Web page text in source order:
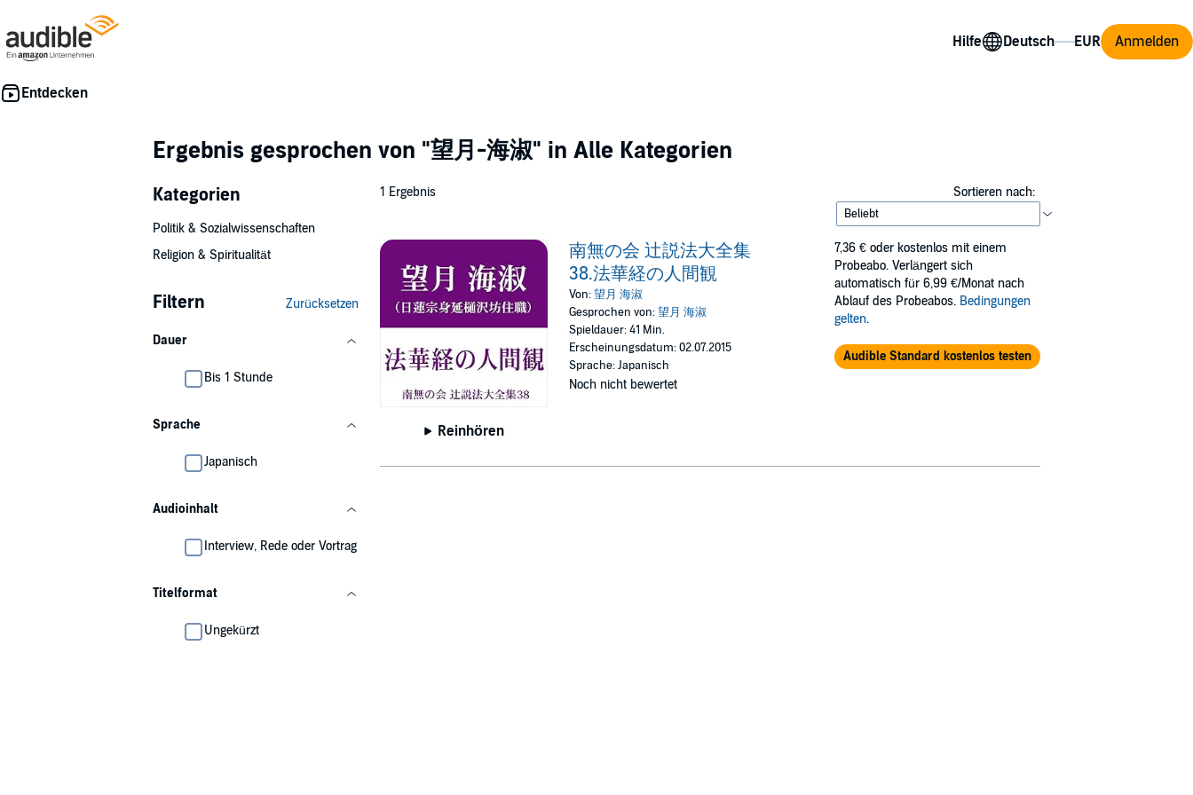
Hilfe Anmelden
Ergebnis gesprochen von "望月-海淑" in Alle Kategorien
Kategorien
Politik & Sozialwissenschaften
Religion & Spiritualität
Filtern Zurücksetzen
Dauer
Bis 1 Stunde
Sprache
Japanisch
Audioinhalt
Interview, Rede oder Vortrag
Titelformat
Ungekürzt
1 Ergebnis Sortieren nach:
Reinhören
南無の会 辻説法大全集
38.法華経の人間観
Von:望月 海淑
Gesprochen von:望月 海淑
Spieldauer: 41 Min.
Erscheinungsdatum: 02.07.2015
Sprache: Japanisch
Noch nicht bewertet
7,36 € oder kostenlos mit einem
Probeabo. Verlängert sich
automatisch für 6,99 €/Monat nach
Ablauf des Probeabos. Bedingungen
gelten.
Audible Standard kostenlos testen